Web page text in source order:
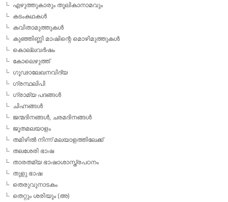
എഴുത്തുകാരും തൂലികാനാമവും
കടംകഥകള്‍
കവിതാമുത്തുകള്‍
കുഞ്ഞിണ്ണി മാഷിന്റെ മൊഴിമുത്തുകള്‍
കൊല്ലവര്‍ഷം
കോലെഴുത്ത്
ഗൂഢാലേഖനവിദ്യ
ഗ്രന്ഥലിപി
ഗ്രാമ്യ പദങ്ങള്‍
ചിഹ്നങ്ങള്‍
ജന്മദിനങ്ങള്‍, ചരമദിനങ്ങള്‍
ജൂതമലയാളം
തമിഴില്‍ നിന്ന് മലയാളത്തിലേക്ക്
തലശേരി ഭാഷ
താരതമ്യ ഭാഷാശാസ്ത്രപഠനം
തുളു ഭാഷ
തെരുവുനാടകം
തെറ്റും ശരിയും (അ)